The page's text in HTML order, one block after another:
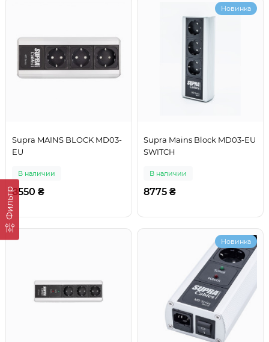
Фильтр
Supra MAINS BLOCK MD03-
EU
В наличии
8550 ₴
Новинка
Supra Mains Block MD03-EU
SWITCH
В наличии
8775 ₴
Новинка